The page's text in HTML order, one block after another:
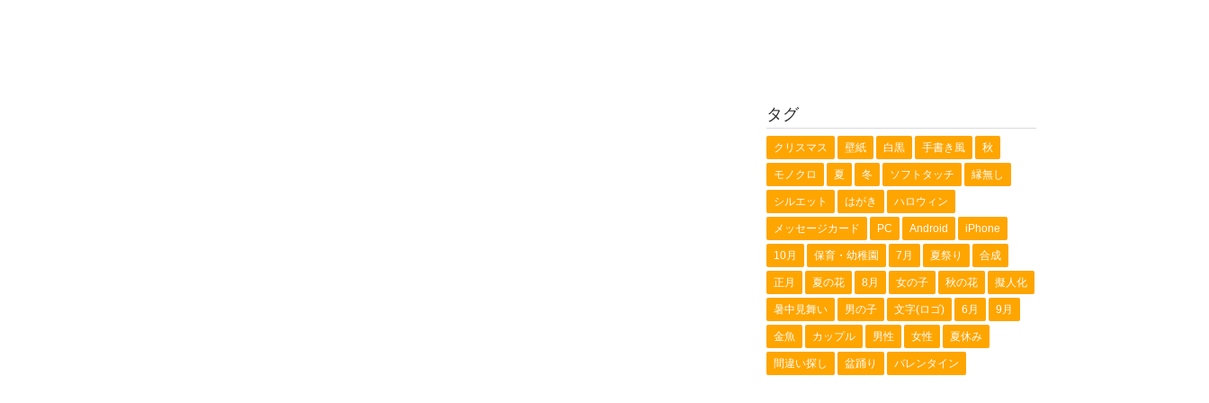
タグ
クリスマス 壁紙 白黒 手書き風 秋
モノクロ 夏 冬 ソフトタッチ 縁無し
シルエット はがき ハロウィン
メッセージカード PC Android iPhone
10月 保育・幼稚園 7月 夏祭り 合成
正月 夏の花 8月 女の子 秋の花 擬人化
暑中見舞い 男の子 文字(ロゴ) 6月 9月
金魚 カップル 男性 女性 夏休み
間違い探し 盆踊り バレンタイン